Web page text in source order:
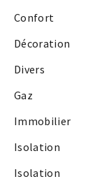
Confort
Décoration
Divers
Gaz
Immobilier
Isolation
Isolation